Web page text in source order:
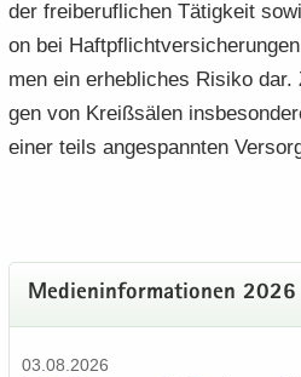
der frei­be­ruf­li­chen Tä­tig­keit
on bei
men ein er­heb­li­ches Ri­si­ko
gen von Kreiß­sä­len
einer teils an­ge­spann­ten
Me­di­en­in­for­ma­tio­nen 2026
03.08.2026